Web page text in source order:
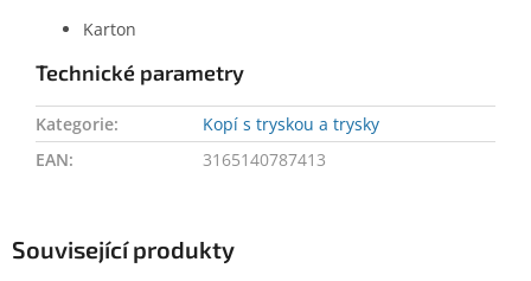
Související produkty
Karton
Technické parametry
Kategorie:
Kopí s tryskou a trysky
EAN: 3165140787413